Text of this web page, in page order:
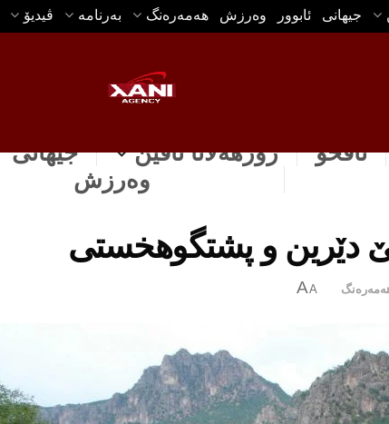
جیهانی ئابوور وه‌رزش هه‌مه‌ره‌نگ بەرنامە ڤیدیۆ
ناڤخۆ رۆژهه‌لاتا ناڤین جیهانی
وه‌رزش
دێرین و پشتگوھخستی
A
A